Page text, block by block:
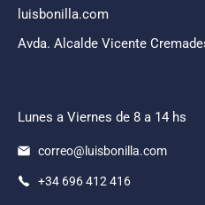
luisbonilla.com
Avda. Alcalde Vicente
Lunes a Viernes de 8 a 14 hs
correo@luisbonilla.com
+34 696 412 416